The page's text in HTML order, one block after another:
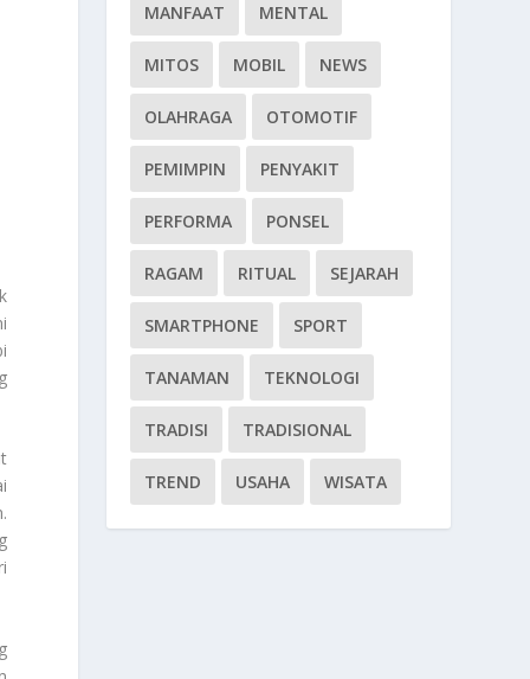
MANFAAT MENTAL
MITOS MOBIL NEWS
OLAHRAGA OTOMOTIF
PEMIMPIN PENYAKIT
PERFORMA PONSEL
RAGAM RITUAL SEJARAH
SMARTPHONE SPORT
TANAMAN TEKNOLOGI
TRADISI TRADISIONAL
TREND USAHA WISATA